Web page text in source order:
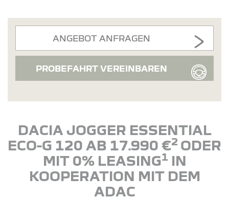
ANGEBOT ANFRAGEN
PROBEFAHRT VEREINBAREN
DACIA JOGGER ESSENTIAL
ECO-G 120 AB 17.990 €2 ODER
MIT 0% LEASING1IN
KOOPERATION MIT DEM
ADAC